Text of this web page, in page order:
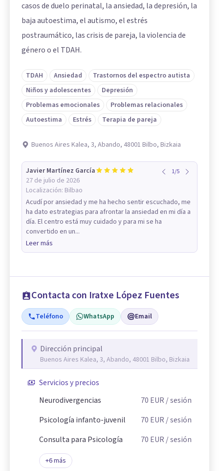
casos de duelo perinatal, la ansiedad, la depresión, la
baja autoestima, el autismo, el estrés
postraumático, las crisis de pareja, la violencia de
género o el TDAH.
TDAH Ansiedad
Trastornos del espectro autista
Niños y adolescentes
Depresión
Problemas emocionales
Problemas relacionales
Autoestima
Estrés Terapia de pareja
Buenos Aires Kalea, 3, Abando, 48001 Bilbo, Bizkaia
Javier Martínez García
27 de julio de 2026
Localización: Bilbao
1/5
Acudí por ansiedad y me ha hecho sentir escuchado, me
ha dato estrategias para afrontar la ansiedad en mi día a
día. El centro está muy cuidado y para mi se ha
convertido en un...
Leer más
Contacta con Iratxe López Fuentes
Teléfono WhatsApp Email
Dirección principal
Buenos Aires Kalea, 3, Abando, 48001 Bilbo, Bizkaia
Servicios y precios
Neurodivergencias
70 EUR / sesión
Psicología infanto-juvenil
70 EUR / sesión
Consulta para Psicología
70 EUR / sesión
+6más